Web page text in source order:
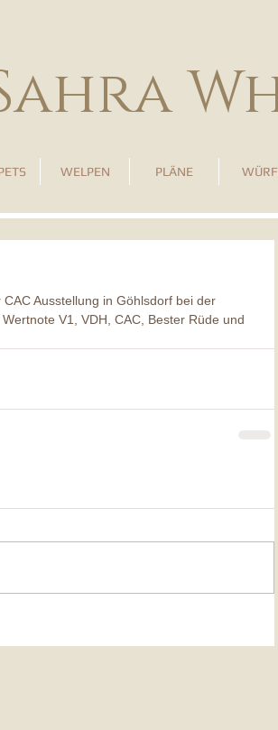
WELPEN PLÄNE
Ausstellung in Göhlsdorf bei der
V1, VDH, CAC, Bester Rüde und